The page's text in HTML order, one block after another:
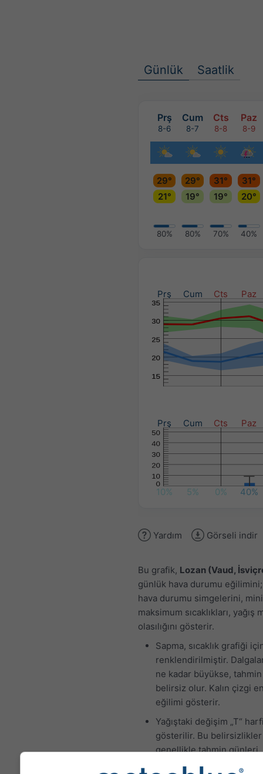
Günlük Saatlik
Prş Cum Cts Paz
8-6 8-7 8-8 8-9
29° 29° 31°
31°
21°
19° 19° 20°
80% 80% 70% 40%
Prş Cum Cts Paz
Prş Cum Cts Paz
10% 5% 0% 40%
Yardım Görseli indir
Bu grafik, Lozan (Vaud,
günlük hava durumu
hava durumu simgelerini,
maksimum sıcaklıkları, yağış
olasılığını gösterir.
Sapma, sıcaklık grafiği
renklendirilmiştir.
ne kadar büyükse,
belirsiz olur. Kalın çizgi
eğilimi gösterir.
Yağıştaki değişim „T“
gösterilir. Bu belirsizlikler
genellikle tahmin günleri
ilerledikçe artar.